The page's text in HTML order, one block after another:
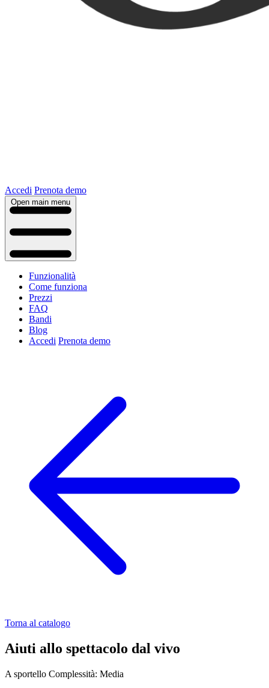
Accedi Prenota demo
Open main menu
Funzionalità
Come funziona
Prezzi
FAQ
Bandi
Blog
Accedi Prenota demo
Torna al catalogo
Aiuti allo spettacolo dal vivo
A sportello Complessità: Media